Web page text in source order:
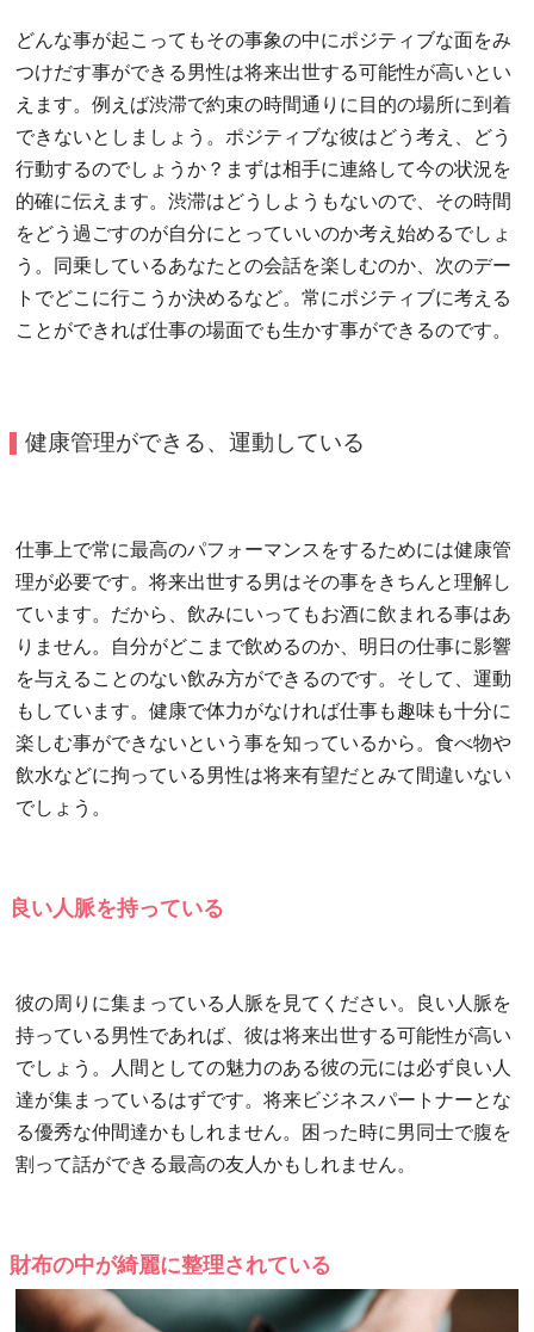
どんな事が起こってもその事象の中にポジティブな面をみ
つけだす事ができる男性は将来出世する可能性が高いとい
えます。例えば渋滞で約束の時間通りに目的の場所に到着
できないとしましょう。ポジティブな彼はどう考え、どう
行動するのでしょうか？まずは相手に連絡して今の状況を
的確に伝えます。渋滞はどうしようもないので、その時間
をどう過ごすのが自分にとっていいのか考え始めるでしょ
う。同乗しているあなたとの会話を楽しむのか、次のデー
トでどこに行こうか決めるなど。常にポジティブに考える
ことができれば仕事の場面でも生かす事ができるのです。
健康管理ができる、運動している
仕事上で常に最高のパフォーマンスをするためには健康管
理が必要です。将来出世する男はその事をきちんと理解し
ています。だから、飲みにいってもお酒に飲まれる事はあ
りません。自分がどこまで飲めるのか、明日の仕事に影響
を与えることのない飲み方ができるのです。そして、運動
もしています。健康で体力がなければ仕事も趣味も十分に
楽しむ事ができないという事を知っているから。食べ物や
飲水などに拘っている男性は将来有望だとみて間違いない
でしょう。
良い人脈を持っている
彼の周りに集まっている人脈を見てください。良い人脈を
持っている男性であれば、彼は将来出世する可能性が高い
でしょう。人間としての魅力のある彼の元には必ず良い人
達が集まっているはずです。将来ビジネスパートナーとな
る優秀な仲間達かもしれません。困った時に男同士で腹を
割って話ができる最高の友人かもしれません。
財布の中が綺麗に整理されている